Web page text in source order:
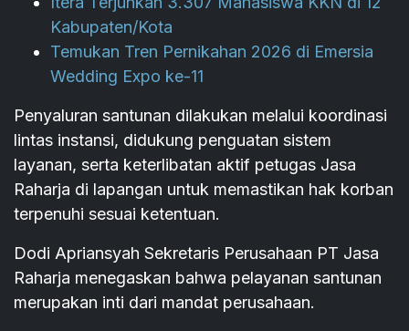
Kabupaten/Kota
Temukan Tren Pernikahan 2026 di Emersia
Wedding Expo ke-11
Penyaluran santunan dilakukan melalui koordinasi
lintas instansi, didukung penguatan sistem
layanan, serta keterlibatan aktif petugas Jasa
Raharja di lapangan untuk memastikan hak korban
terpenuhi sesuai ketentuan.
Dodi Apriansyah Sekretaris Perusahaan PT Jasa
Raharja menegaskan bahwa pelayanan santunan
merupakan inti dari mandat perusahaan.